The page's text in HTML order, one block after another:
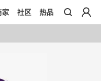
家 社区 热品